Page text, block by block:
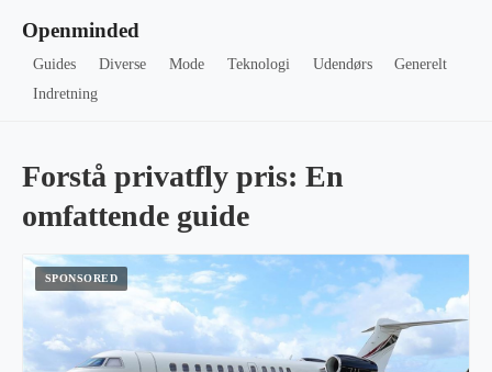
Openminded
Guides Diverse Mode Teknologi Udendørs
Generelt
Indretning
Forstå privatfly pris: En
omfattende guide